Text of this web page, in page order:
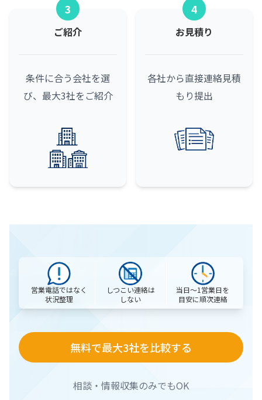
3
ご紹介
条件に合う会社を選
び、最大3社をご紹介
4
お見積り
各社から直接連絡見積
もり提出
営業電話ではなく
状況整理
しつこい連絡は
しない
当日〜1営業日を
目安に順次連絡
無料で最大3社を比較する
相談・情報収集のみでもOK